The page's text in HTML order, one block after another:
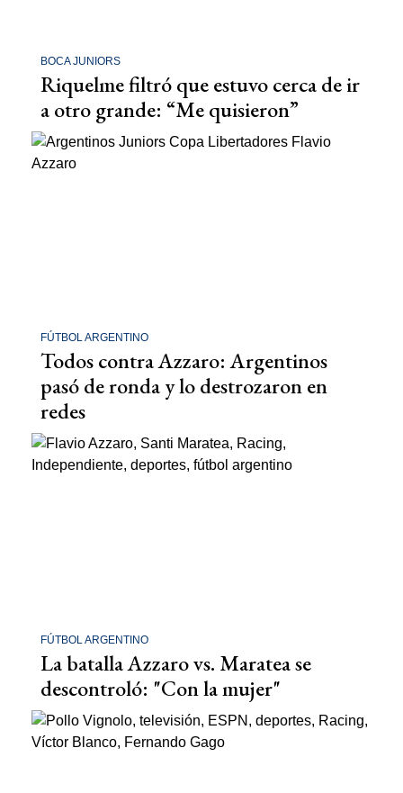
BOCA JUNIORS
Riquelme filtró que estuvo cerca de ir
a otro grande: “Me quisieron”
FÚTBOL ARGENTINO
Todos contra Azzaro: Argentinos
pasó de ronda y lo destrozaron en
redes
FÚTBOL ARGENTINO
La batalla Azzaro vs. Maratea se
descontroló: "Con la mujer"